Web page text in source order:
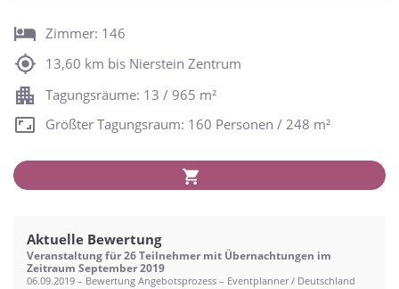
Zimmer: 146
13,60 km bis Nierstein Zentrum
Tagungsräume: 13 / 965 m²
Größter Tagungsraum: 160 Personen / 248 m²
Aktuelle Bewertung
Veranstaltung für 26 Teilnehmer mit Übernachtungen im
Zeitraum September 2019
06.09.2019 – Bewertung Angebotsprozess – Eventplanner / Deutschland